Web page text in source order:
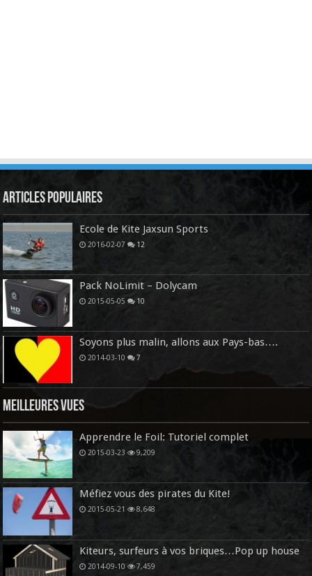
Articles Populaires
Ecole de Kite Jaxsun Sports
2016-02-07 12
Pack NoLimit – Dolycam
2015-05-05 10
Soyons plus malin, allons aux Pays-bas….
2014-03-10 7
Meilleures vues
Apprendre le Foil: Tutoriel complet
2015-03-23 9,209
Méfiez vous des pirates du Kite!
2015-05-21 8,648
Kiteurs, surfeurs à vos briques…Pop up house
2014-09-10 7,459